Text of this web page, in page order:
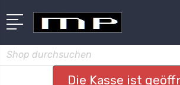
Suchen
Die Kasse ist